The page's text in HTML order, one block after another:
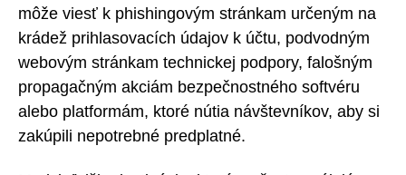
môže viesť k phishingovým stránkam určeným na
krádež prihlasovacích údajov k účtu, podvodným
webovým stránkam technickej podpory, falošným
propagačným akciám bezpečnostného softvéru
alebo platformám, ktoré nútia návštevníkov, aby si
zakúpili nepotrebné predplatné.